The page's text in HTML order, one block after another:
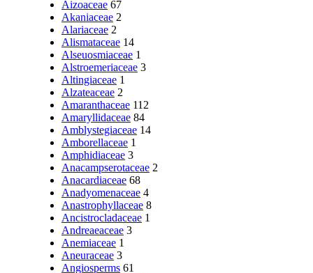
Aizoaceae 67
Akaniaceae 2
Alariaceae 2
Alismataceae 14
Alseuosmiaceae 1
Alstroemeriaceae 3
Altingiaceae 1
Alzateaceae 2
Amaranthaceae 112
Amaryllidaceae 84
Amblystegiaceae 14
Amborellaceae 1
Amphidiaceae 3
Anacampserotaceae 2
Anacardiaceae 68
Anadyomenaceae 4
Anastrophyllaceae 8
Ancistrocladaceae 1
Andreaeaceae 3
Anemiaceae 1
Aneuraceae 3
Angiosperms 61